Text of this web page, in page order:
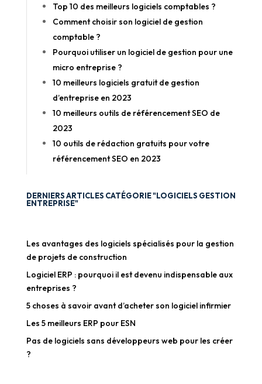
Top 10 des meilleurs logiciels comptables ?
Comment choisir son logiciel de gestion
comptable ?
Pourquoi utiliser un logiciel de gestion pour une
micro entreprise ?
10 meilleurs logiciels gratuit de gestion
d’entreprise en 2023
10 meilleurs outils de référencement SEO de
2023
10 outils de rédaction gratuits pour votre
référencement SEO en 2023
DERNIERS ARTICLES CATÉGORIE "LOGICIELS GESTION
ENTREPRISE"
Les avantages des logiciels spécialisés pour la gestion
de projets de construction
Logiciel ERP : pourquoi il est devenu indispensable aux
entreprises ?
5 choses à savoir avant d’acheter son logiciel infirmier
Les 5 meilleurs ERP pour ESN
Pas de logiciels sans développeurs web pour les créer
?